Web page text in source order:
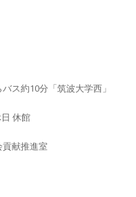
ス約10分「筑波大学西」
休館
貢献推進室